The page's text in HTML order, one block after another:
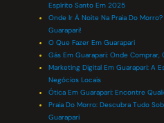
Espírito Santo Em 2025
Onde Ir À Noite Na Praia Do
Guarapari!
O Que Fazer Em Guarapari
Gás Em Guarapari: Onde
Marketing Digital Em Guarapari: A
Negócios Locais
Ótica Em Guarapari: Encontre
Praia Do Morro: Descubra Tudo
Guarapari